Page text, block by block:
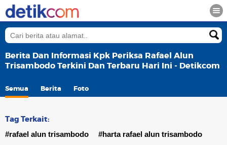
Berita Dan Informasi Kpk Periksa Rafael Alun
Trisambodo Terkini Dan Terbaru Hari Ini - Detikcom
Semua Berita Foto
Tag Terkait:
#rafael alun trisambodo
#harta rafael alun trisambodo